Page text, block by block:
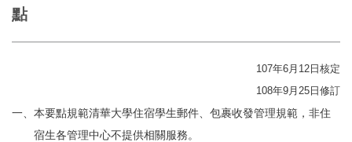
點
107年6月12日核定
108年9月25日修訂
一、本要點規範清華大學住宿學生郵件、包裹收發管理規範，非住
宿生各管理中心不提供相關服務。